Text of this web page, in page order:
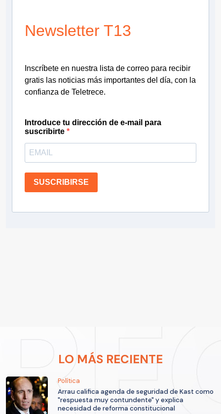
Newsletter T13
Inscríbete en nuestra lista de correo para recibir
gratis las noticias más importantes del día, con la
confianza de Teletrece.
Introduce tu dirección de e-mail para
suscribirte
SUSCRIBIRSE
LO MÁS RECIENTE
Política
Arrau califica agenda de seguridad de Kast como
"respuesta muy contundente" y explica
necesidad de reforma constitucional